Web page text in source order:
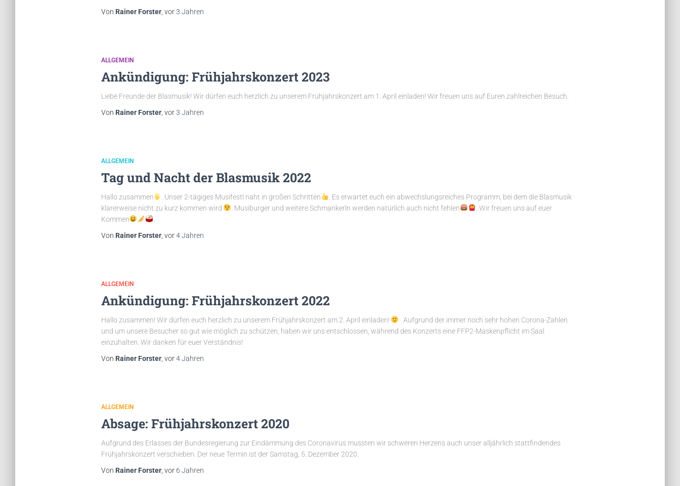
Von Rainer Forster, vor3 Jahren
ALLGEMEIN
Ankündigung: Frühjahrskonzert 2023
Liebe Freunde der Blasmusik! Wir dürfen euch herzlich zu unserem Frühjahrskonzert am 1. April einladen! Wir freuen uns auf Euren zahlreichen Besuch.
Von Rainer Forster, vor3 Jahren
ALLGEMEIN
Tag und Nacht der Blasmusik 2022
Hallo zusammen . Unser 2-tägiges Musifestl naht in großen Schritten
. Es erwartet euch ein abwechslungsreiches Programm, bei dem die Blasmusik
klarerweise nicht zu kurz kommen wird
. Musiburger und weitere Schmankerln werden natürlich auch nicht fehlen
. Wir freuen uns auf euer
Kommen
Von Rainer Forster, vor4 Jahren
ALLGEMEIN
Ankündigung: Frühjahrskonzert 2022
Hallo zusammen! Wir dürfen euch herzlich zu unserem Frühjahrskonzert am 2. April einladen!
Aufgrund der immer noch sehr hohen Corona-Zahlen
und um unsere Besucher so gut wie möglich zu schützen, haben wir uns entschlossen, während des Konzerts eine FFP2-Maskenpflicht im Saal
einzuhalten. Wir danken für euer Verständnis!
Von Rainer Forster, vor4 Jahren
ALLGEMEIN
Absage: Frühjahrskonzert 2020
Aufgrund des Erlasses der Bundesregierung zur Eindämmung des Coronavirus mussten wir schweren Herzens auch unser alljährlich stattfindendes
Frühjahrskonzert verschieben. Der neue Termin ist der Samstag, 5. Dezember 2020.
Von Rainer Forster, vor 6 Jahren